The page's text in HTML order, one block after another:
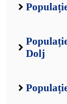
Dolj